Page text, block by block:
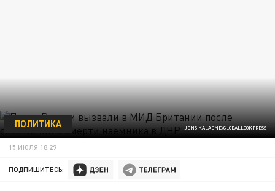
JENS KALAENE/GLOBALLOOKPRESS
ПОЛИТИКА
15 ИЮЛЯ 18:29
ПОДПИШИТЕСЬ: